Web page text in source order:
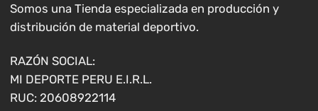
elegir
en
página
de
producto
elegir
en
Somos una Tienda especializada en producción y
distribución de material deportivo.
RAZÓN SOCIAL:
MI DEPORTE PERU E.I.R.L.
RUC: 20608922114